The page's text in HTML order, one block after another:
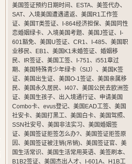
美国签证预约日期时间 、 ESTA、 美签代办、
SAT、 入境美国遭遇遣返、 美国R1工作签
证、 美国T类签证、 I-864经济担保、 美国同性
恋婚姻绿卡、 入境美国考题、 美国J签证、
I-
601豁免、 美国U签证、 CR1、 I-485、 美国职
业移民、 EB1、 美国K1未婚签证、 婚姻移
民、 IR签证、 美国工签、 I-751、 i551章过
期、 美国特殊青少年绿卡（SIJ） 、 美国K签
证、 美国出生证、 美国O-1签证、 美国亲属移
民、 美国永久居民、 I407、 美国公民去欧洲签
证、 美国生孩子、 出入境通行证、 申请美国
Combo卡、 evus登记、 美国EAD工签、 美国
社安卡、 美国打黑工、 美国白卡、 美国驾照、
SSN社安号、 美国非法实习、 美国婚姻签
证、 美国签证拒签怎么办?、 美国签证拒签原
因、 美国签证被注销(吊销)、 美国签证官、 美
国生活常识、 美国生活常用英语、 美签刷本、
B1B2签证、 美国杰出人才、 I-601A、
H1B工